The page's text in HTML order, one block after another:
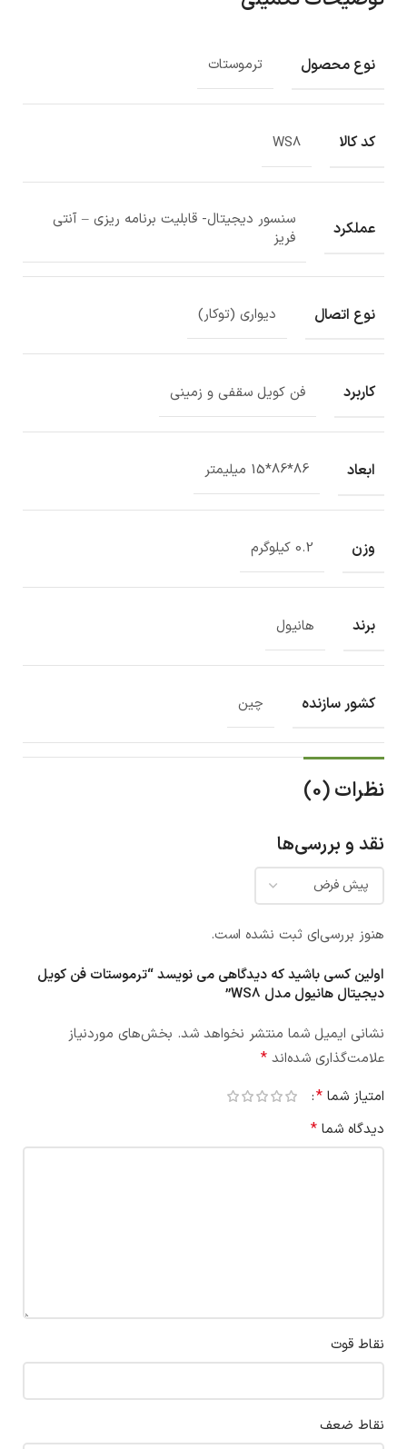
نوع محصول ترموستات
کد کالا WS8
عملکرد
سنسور دیجیتال- قابلیت برنامه ریزی – آنتی
فریز
نوع اتصال دیواری (توکار)
کاربرد فن کویل سقفی و زمینی
ابعاد 86*86*15 میلیمتر
وزن 0.2 کیلوگرم
برند هانیول
کشور سازنده چین
نظرات (0)
نقد و بررسی‌ها
هنوز بررسی‌ای ثبت نشده است.
اولین کسی باشید که دیدگاهی می نویسد “ترموستات فن کویل
دیجیتال هانیول مدل WS8”
نشانی ایمیل شما منتشر نخواهد شد. بخش‌های موردنیاز
علامت‌گذاری شده‌اند *
امتیاز شما *
دیدگاه شما *
نقاط قوت
نقاط ضعف